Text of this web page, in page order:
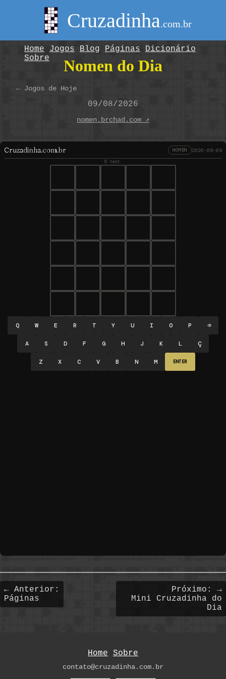
Cruzadinha.com.br
Home Jogos Blog Páginas
Dicionário
Sobre
Nomen do Dia
← Jogos de Hoje
09/08/2026
nomen.brchad.com ↗
← Anterior:
Páginas
Próximo: →
Mini Cruzadinha do
Dia
Home Sobre
contato@cruzadinha.com.br